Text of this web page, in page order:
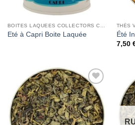
Eté à Capri Boite Laquée
THÉS
Été
7,50
Add to
Wishlist